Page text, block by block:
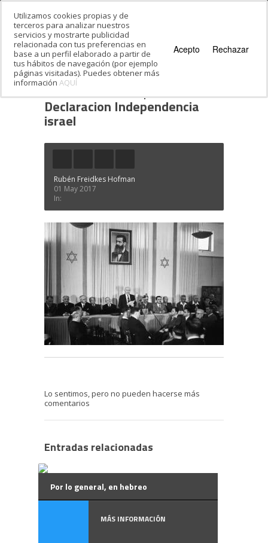
Estás en:
Israel · Declaracion Independencia israel
Declaracion Independencia
israel
Rubén Freidkes Hofman
01 May 2017
In:
Lo sentimos, pero no pueden hacerse más
comentarios
Entradas relacionadas
Por lo general, en hebreo
MÁS INFORMACIÓN
Utilizamos cookies propias y de
terceros para analizar nuestros
servicios y mostrarte publicidad
relacionada con tus preferencias en
base a un perfil elaborado a partir de
tus hábitos de navegación (por ejemplo
páginas visitadas). Puedes obtener más
información AQUÍ
Acepto Rechazar